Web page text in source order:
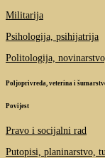
Militarija
Psihologija, psihijatrija
Politologija,
Poljoprivreda, veterina i
Povijest
Pravo i socijalni rad
Putopisi, planinarstvo,